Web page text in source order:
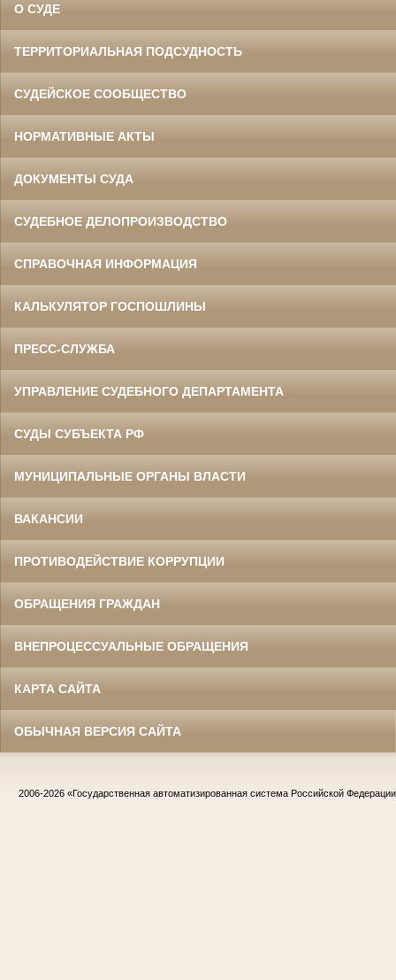
О СУДЕ
ТЕРРИТОРИАЛЬНАЯ ПОДСУДНОСТЬ
СУДЕЙСКОЕ СООБЩЕСТВО
НОРМАТИВНЫЕ АКТЫ
ДОКУМЕНТЫ СУДА
СУДЕБНОЕ ДЕЛОПРОИЗВОДСТВО
СПРАВОЧНАЯ ИНФОРМАЦИЯ
КАЛЬКУЛЯТОР ГОСПОШЛИНЫ
ПРЕСС-СЛУЖБА
УПРАВЛЕНИЕ СУДЕБНОГО ДЕПАРТАМЕНТА
СУДЫ СУБЪЕКТА РФ
МУНИЦИПАЛЬНЫЕ ОРГАНЫ ВЛАСТИ
ВАКАНСИИ
ПРОТИВОДЕЙСТВИЕ КОРРУПЦИИ
ОБРАЩЕНИЯ ГРАЖДАН
ВНЕПРОЦЕССУАЛЬНЫЕ ОБРАЩЕНИЯ
КАРТА САЙТА
ОБЫЧНАЯ ВЕРСИЯ САЙТА
2006-2026 «Государственная автоматизированная система Российской